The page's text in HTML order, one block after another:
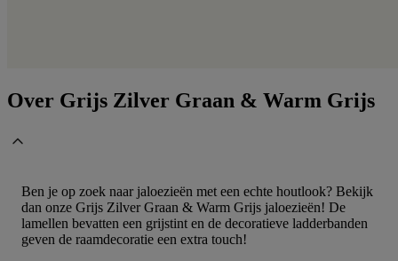
Over Grijs Zilver Graan & Warm Grijs
Ben je op zoek naar jaloezieën met een echte houtlook? Bekijk
dan onze Grijs Zilver Graan & Warm Grijs jaloezieën! De
lamellen bevatten een grijstint en de decoratieve ladderbanden
geven de raamdecoratie een extra touch!